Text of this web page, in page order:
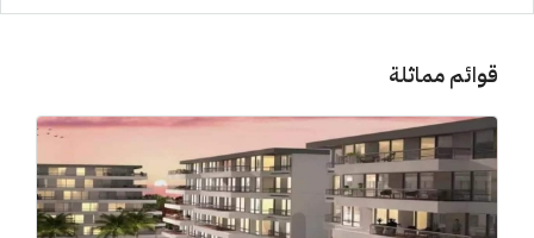
قوائم مماثلة